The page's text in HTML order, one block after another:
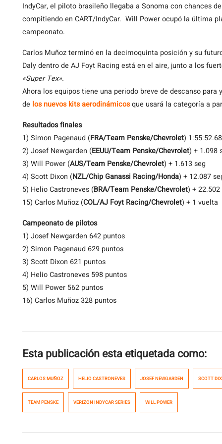
IndyCar, el piloto brasileño llegaba a Sonoma con chances
compitiendo en CART/IndyCar. Will Power ocupó la última
campeonato.
Carlos Muñoz terminó en la decimoquinta posición y su
Daly dentro de AJ Foyt Racing está en el aire, junto a los
«Super Tex».
Ahora los equipos tiene una periodo breve de descanso
de los nuevos kits aerodinámicosque usará la categoría a
Resultados finales
1) Simon Pagenaud (FRA/Team Penske/Chevrolet)
2) Josef Newgarden (EEUU/Team Penske/Chevrolet) + 1.098
3) Will Power (AUS/Team Penske/Chevrolet) + 1.613 seg
4) Scott Dixon (NZL/Chip Ganassi Racing/Honda) + 12.087
5) Helio Castroneves (BRA/Team Penske/Chevrolet) + 22.502
15) Carlos Muñoz (COL/AJ Foyt Racing/Chevrolet) + 1 vuelta
Campeonato de pilotos
1) Josef Newgarden 642 puntos
2) Simon Pagenaud 629 puntos
3) Scott Dixon 621 puntos
4) Helio Castroneves 598 puntos
5) Will Power 562 puntos
16) Carlos Muñoz 328 puntos
Esta publicación esta etiquetada como:
CARLOS MUÑOZ HELIO CASTRONEVES JOSEF NEWGARDEN SCOTT
TEAM PENSKE VERIZON INDYCAR SERIES WILL POWER